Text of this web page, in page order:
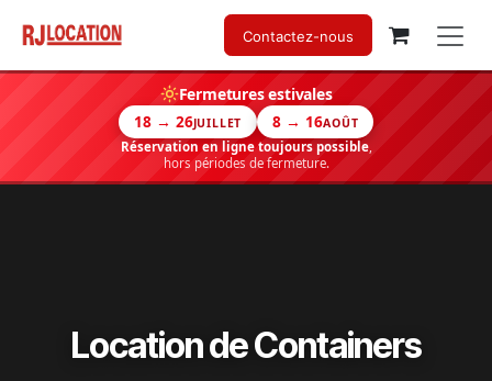
Contactez-nous
Fermetures estivales
18 → 26JUILLET 8 → 16AOÛT
Réservation en ligne toujours possible,
hors périodes de fermeture.
Location de Containers